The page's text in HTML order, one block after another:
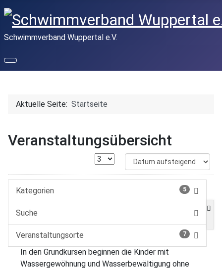
Schwimmverband Wuppertal e.V.
Aktuelle Seite: Startseite
Veranstaltungsübersicht
Kategorien 5
Suche
Veranstaltungsorte 7
In den Grundkursen beginnen die Kinder mit
Wassergewöhnung und Wasserbewältigung ohne